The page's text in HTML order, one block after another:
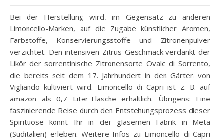
Bei der Herstellung wird, im Gegensatz zu anderen
Limoncello-Marken, auf die Zugabe künstlicher Aromen,
Farbstoffe, Konservierungsstoffe und Zitronenpulver
verzichtet. Den intensiven Zitrus-Geschmack verdankt der
Likör der sorrentinische Zitronensorte Ovale di Sorrento,
die bereits seit dem 17. Jahrhundert in den Gärten von
Vigliando kultiviert wird. Limoncello di Capri ist z. B. auf
amazon als 0,7 Liter-Flasche erhältlich. Übrigens: Eine
faszinierende Reise durch den Entstehungsprozess dieser
Spirituose könnt Ihr in der gläsernen Fabrik in Meta
(Süditalien) erleben. Weitere Infos zu Limoncello di Capri